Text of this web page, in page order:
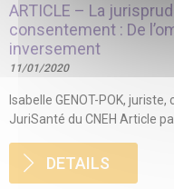
ARTICLE – La
consentement : De
inversement
11/01/2020
Isabelle GENOT-POK,
JuriSanté du CNEH Article
DETAILS